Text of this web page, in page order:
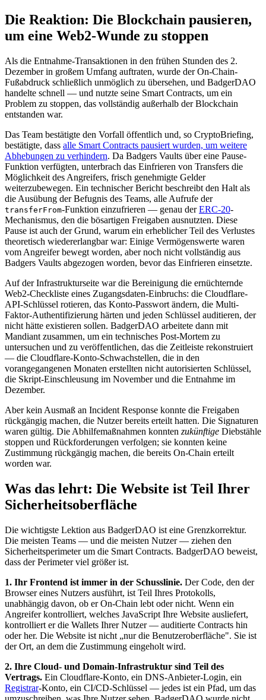
Die Reaktion: Die Blockchain pausieren,
um eine Web2-Wunde zu stoppen
Als die Entnahme-Transaktionen in den frühen Stunden des 2.
Dezember in großem Umfang auftraten, wurde der On-Chain-
Fußabdruck schließlich unmöglich zu übersehen, und BadgerDAO
handelte schnell — und nutzte seine Smart Contracts, um ein
Problem zu stoppen, das vollständig außerhalb der Blockchain
entstanden war.
Das Team bestätigte den Vorfall öffentlich und, so CryptoBriefing,
bestätigte, dass alle Smart Contracts pausiert wurden, um weitere
Abhebungen zu verhindern. Da Badgers Vaults über eine Pause-
Funktion verfügten, unterbrach das Einfrieren von Transfers die
Möglichkeit des Angreifers, frisch genehmigte Gelder
weiterzubewegen. Ein technischer Bericht beschreibt den Halt als
die Ausübung der Befugnis des Teams, alle Aufrufe der
transferFrom-Funktion einzufrieren — genau derERC-20-
Mechanismus, den die bösartigen Freigaben ausnutzten. Diese
Pause ist auch der Grund, warum ein erheblicher Teil des Verlustes
theoretisch wiedererlangbar war: Einige Vermögenswerte waren
vom Angreifer bewegt worden, aber noch nicht vollständig aus
Badgers Vaults abgezogen worden, bevor das Einfrieren einsetzte.
Auf der Infrastrukturseite war die Bereinigung die ernüchternde
Web2-Checkliste eines Zugangsdaten-Einbruchs: die Cloudflare-
API-Schlüssel rotieren, das Konto-Passwort ändern, die Multi-
Faktor-Authentifizierung härten und jeden Schlüssel auditieren, der
nicht hätte existieren sollen. BadgerDAO arbeitete dann mit
Mandiant zusammen, um ein technisches Post-Mortem zu
untersuchen und zu veröffentlichen, das die Zeitleiste rekonstruiert
— die Cloudflare-Konto-Schwachstellen, die in den
vorangegangenen Monaten erstellten nicht autorisierten Schlüssel,
die Skript-Einschleusung im November und die Entnahme im
Dezember.
Aber kein Ausmaß an Incident Response konnte die Freigaben
rückgängig machen, die Nutzer bereits erteilt hatten. Die Signaturen
waren gültig. Die Abhilfemaßnahmen konnten zukünftige Diebstähle
stoppen und Rückforderungen verfolgen; sie konnten keine
Zustimmung rückgängig machen, die bereits On-Chain erteilt
worden war.
Was das lehrt: Die Website ist Teil Ihrer
Sicherheitsoberfläche
Die wichtigste Lektion aus BadgerDAO ist eine Grenzkorrektur.
Die meisten Teams — und die meisten Nutzer — ziehen den
Sicherheitsperimeter um die Smart Contracts. BadgerDAO beweist,
dass der Perimeter viel größer ist.
1. Ihr Frontend ist immer in der Schusslinie. Der Code, den der
Browser eines Nutzers ausführt, ist Teil Ihres Protokolls,
unabhängig davon, ob er On-Chain lebt oder nicht. Wenn ein
Angreifer kontrolliert, welches JavaScript Ihre Website ausliefert,
kontrolliert er die Wallets Ihrer Nutzer — auditierte Contracts hin
oder her. Die Website ist nicht „nur die Benutzeroberfläche". Sie ist
der Ort, an dem die Zustimmung eingeholt wird.
2. Ihre Cloud- und Domain-Infrastruktur sind Teil des
Vertrags. Ein Cloudflare-Konto, ein DNS-Anbieter-Login, ein
Registrar-Konto, ein CI/CD-Schlüssel — jedes ist ein Pfad, um das